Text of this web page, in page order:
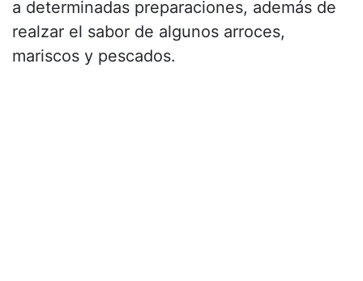
a determinadas preparaciones, además de
realzar el sabor de algunos arroces,
mariscos y pescados.